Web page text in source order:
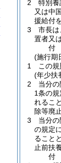
2
特別
又は中
援給付
3
市長は
置者又
付
(施行期
1
この
(年少扶
2
当分
1条の
れるこ
除等廃
3
当分
の規定
ること
止前扶
付